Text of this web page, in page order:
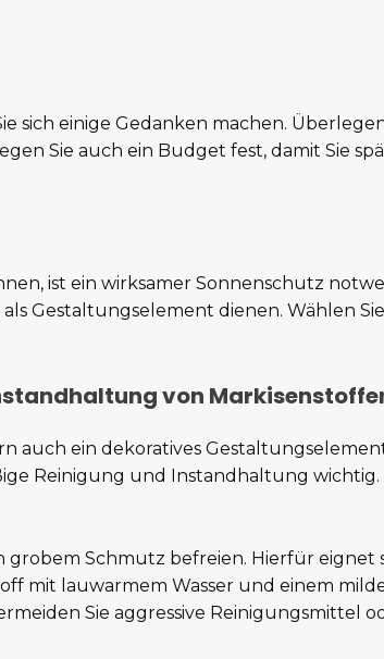
sich einige Gedanken machen.
Sie auch ein Budget fest, damit Sie
ist ein wirksamer Sonnenschutz
Gestaltungselement dienen. Wählen
von
auch ein dekoratives
Reinigung und Instandhaltung wichtig.
Schmutz befreien. Hierfür eignet
mit lauwarmem Wasser und einem
Sie aggressive Reinigungsmittel